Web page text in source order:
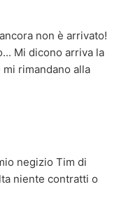
non è arrivato!
Mi dicono arriva la
mi rimandano alla
negizio Tim di
niente contratti o